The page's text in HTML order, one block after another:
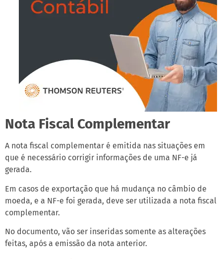
Nota Fiscal Complementar
A nota fiscal complementar é emitida nas situações em
que é necessário corrigir informações de uma NF-e já
gerada.
Em casos de exportação que há mudança no câmbio de
moeda, e a NF-e foi gerada, deve ser utilizada a nota fiscal
complementar.
No documento, vão ser inseridas somente as alterações
feitas, após a emissão da nota anterior.